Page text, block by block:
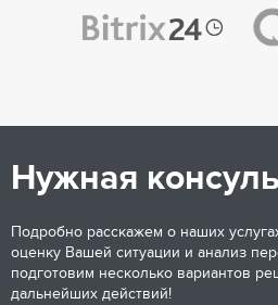
Нужная
Подробно расскажем о наших
оценку Вашей ситуации и анализ
подготовим несколько вариантов
дальнейших действий!